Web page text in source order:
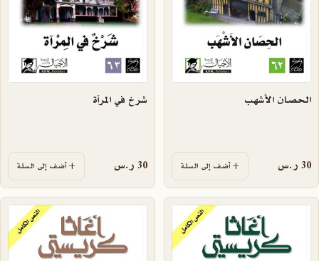
الحصان الأشهب
30 ر.س أضف إلى السلة
شرخ في المرآة
30 ر.س أضف إلى السلة